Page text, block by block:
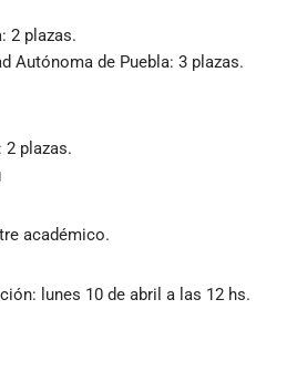
2 plazas.
Autónoma de Puebla: 3 plazas.
2 plazas.
académico.
lunes 10 de abril a las 12 hs.